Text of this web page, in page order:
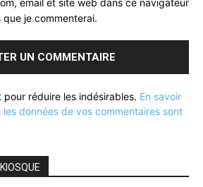
je commenterai.
pour réduire les indésirables. En savoir
données de vos commentaires sont